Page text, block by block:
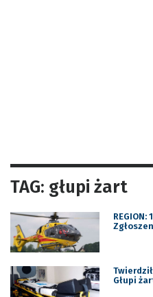
TAG: głupi żart
Głupi